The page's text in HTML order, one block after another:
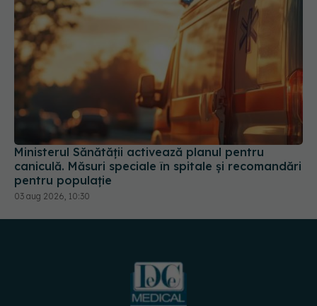
Ministerul Sănătății activează planul pentru
caniculă. Măsuri speciale în spitale și recomandări
pentru populație
03 aug 2026, 10:30
URMĂREȘTE-NE PE: